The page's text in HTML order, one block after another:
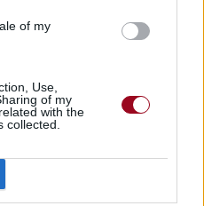
of my
Use,
of my
with the
collected.